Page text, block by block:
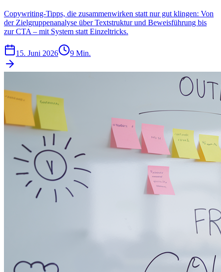
Copywriting-Tipps, die zusammenwirken statt nur gut klingen: Von
der Zielgruppenanalyse über Textstruktur und Beweisführung bis
zur CTA – mit System statt Einzeltricks.
15. Juni 2026 9 Min.